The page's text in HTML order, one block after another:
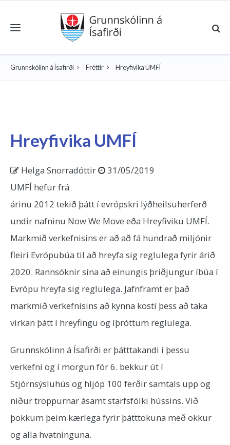
Toggle navigation
Grunnskólinn á Ísafirði Fréttir Hreyfivika UMFÍ
Hreyfivika UMFÍ
Helga Snorradóttir
31/05/2019
UMFÍ hefur frá
árinu 2012 tekið þátt í evrópskri lýðheilsuherferð
undir nafninu Now We Move eða Hreyfiviku UMFÍ.
Markmið verkefnisins er að að fá hundrað miljónir
fleiri Evrópubúa til að hreyfa sig reglulega fyrir árið
2020. Rannsóknir sína að einungis þriðjungur íbúa í
Evrópu hreyfa sig reglulega. Jafnframt er það
markmið verkefnisins að kynna kosti þess að taka
virkan þátt í hreyfingu og íþróttum reglulega.
Grunnskólinn á Ísafirði er þátttakandi í þessu
verkefni og í morgun fór 6. bekkur út í
Stjórnsýsluhús og hljóp 100 ferðir samtals upp og
niður tröppurnar ásamt starfsfólki hússins. Við
þökkum þeim kærlega fyrir þátttökuna með okkur
og alla hvatninguna.